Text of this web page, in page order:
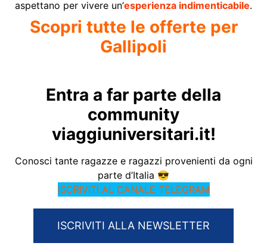
aspettano per vivere un’esperienza indimenticabile.
Scopri tutte le offerte per
Gallipoli
Entra a far parte della
community
viaggiuniversitari.it!
Conosci tante ragazze e ragazzi provenienti da ogni
parte d’Italia 😎
ISCRIVITI AL CANALE TELEGRAM
ISCRIVITI ALLA NEWSLETTER